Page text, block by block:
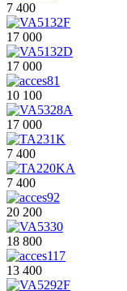
7 400
17 000
17 000
10 100
17 000
7 400
7 400
20 200
18 800
13 400